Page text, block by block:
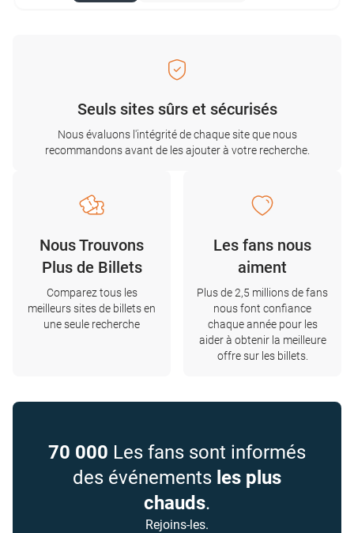
Seuls sites sûrs et sécurisés
Nous évaluons l'intégrité de chaque site que nous
recommandons avant de les ajouter à votre recherche.
Nous Trouvons
Plus de Billets
Comparez tous les
meilleurs sites de billets en
une seule recherche
Les fans nous
aiment
Plus de 2,5 millions de fans
nous font confiance
chaque année pour les
aider à obtenir la meilleure
offre sur les billets.
70 000 Les fans sont informés
des événements les plus
chauds.
Rejoins-les.